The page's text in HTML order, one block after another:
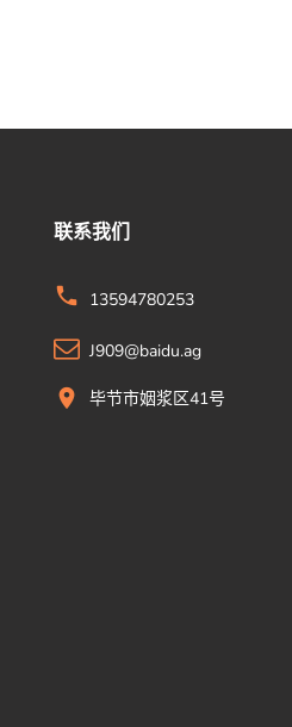
联系我们
13594780253
J909@baidu.ag
毕节市姻浆区41号